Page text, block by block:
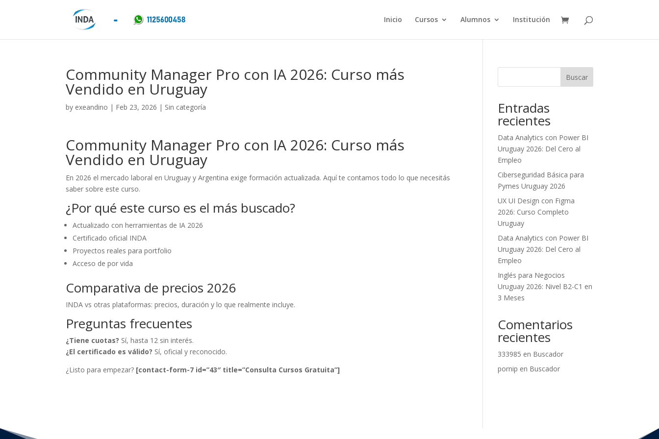
Inicio Cursos Alumnos Institución
Community Manager Pro con IA 2026: Curso más
Vendido en Uruguay
by exeandino | Feb 23, 2026 | Sin categoría
Community Manager Pro con IA 2026: Curso más
Vendido en Uruguay
En 2026 el mercado laboral en Uruguay y Argentina exige formación actualizada. Aquí te contamos todo lo que necesitás
saber sobre este curso.
¿Por qué este curso es el más buscado?
Actualizado con herramientas de IA 2026
Certificado oficial INDA
Proyectos reales para portfolio
Acceso de por vida
Comparativa de precios 2026
INDA vs otras plataformas: precios, duración y lo que realmente incluye.
Preguntas frecuentes
¿Tiene cuotas? Sí, hasta 12 sin interés.
¿El certificado es válido? Sí, oficial y reconocido.
¿Listo para empezar? [contact-form-7 id=”43″ title=”Consulta Cursos Gratuita”]
Buscar
Entradas
recientes
Data Analytics con Power BI
Uruguay 2026: Del Cero al
Empleo
Ciberseguridad Básica para
Pymes Uruguay 2026
UX UI Design con Figma
2026: Curso Completo
Uruguay
Data Analytics con Power BI
Uruguay 2026: Del Cero al
Empleo
Inglés para Negocios
Uruguay 2026: Nivel B2-C1 en
3 Meses
Comentarios
recientes
333985 en Buscador
pornip en Buscador